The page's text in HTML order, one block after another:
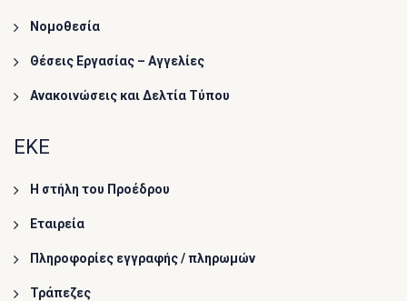
Νομοθεσία
Θέσεις Εργασίας – Αγγελίες
Ανακοινώσεις και Δελτία Τύπου
ΕΚΕ
Η στήλη του Προέδρου
Εταιρεία
Πληροφορίες εγγραφής / πληρωμών
Τράπεζες